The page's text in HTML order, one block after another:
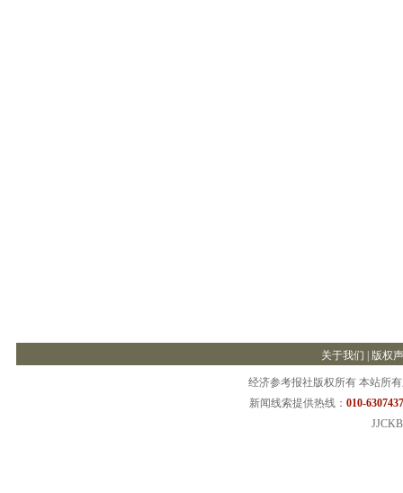
关于我们 版权
经济参考报社版权所有 本站所
新闻线索提供热线： 010-